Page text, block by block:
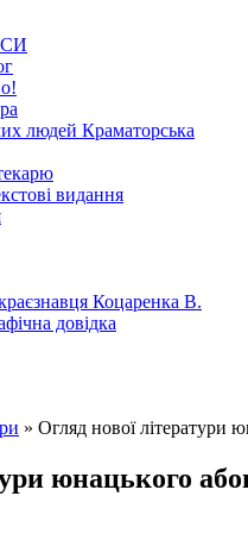
людей Краматорська
видання
Коцаренка В.
довiдка
» Огляд нової літератури
юнацького